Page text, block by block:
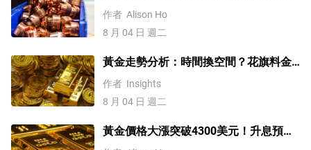
來？未來會再創新高嗎？
作者 Alison Ho
8 月 04 日 週二
黃金走勢分析：時間換空間？花旗料金
價四季度上探4500
作者 Insights
8 月 04 日 週二
黃金價格大漲突破4300美元！升息預期
降溫疊加央行購金，未來持續漲？